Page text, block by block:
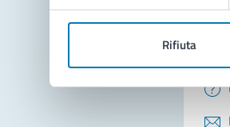
Rifiuta